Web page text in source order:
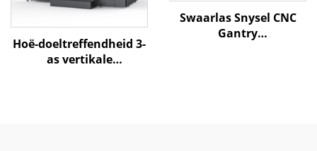
Hoë-doeltreffendheid 3-
as vertikale
Swaarlas Snysel CNC
Gantry